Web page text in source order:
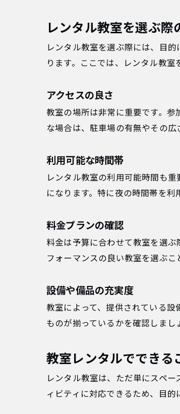
レンタル教室を選ぶ際
レンタル教室を選ぶ際には、目
ります。ここでは、レンタル教室
アクセスの良さ
教室の場所は非常に重要です。
な場合は、駐車場の有無やその
利用可能な時間帯
レンタル教室の利用可能時間も
になります。特に夜の時間帯を利
料金プランの確認
料金は予算に合わせて教室を選
フォーマンスの良い教室を選ぶ
設備や備品の充実度
教室によって、提供されている
ものが揃っているかを確認しまし
教室レンタルでできる
レンタル教室は、ただ単にスペ
ィビティに対応できるため、目